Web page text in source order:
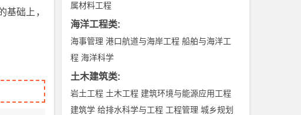
基础上，
属材料工程
海洋工程类:
海事管理 港口航道与海岸工程 船舶与海洋工
程 海洋科学
土木建筑类:
岩土工程 土木工程 建筑环境与能源应用工程
建筑学 给排水科学与工程 工程管理 城乡规划